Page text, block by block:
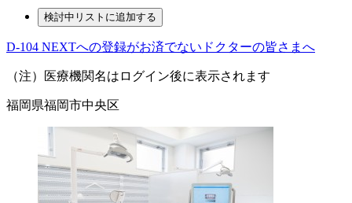
D-104 NEXTへの登録がお済でないドクターの皆さまへ
（注）医療機関名はログイン後に表示されます
福岡県福岡市中央区